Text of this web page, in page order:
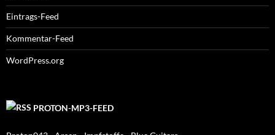
Eintrags-Feed
Kommentar-Feed
WordPress.org
PROTON-MP3-FEED